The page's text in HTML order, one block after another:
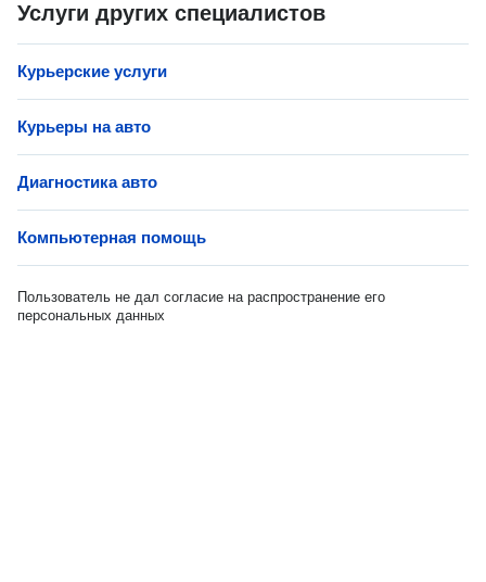
Услуги других специалистов
Курьерские услуги
Курьеры на авто
Диагностика авто
Компьютерная помощь
Пользователь не дал согласие на распространение его
персональных данных